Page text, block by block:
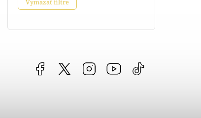
Vymazať filtre
Facebook vipgoldsk InstagramYouTube